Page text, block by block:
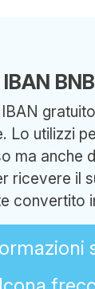
IBAN
Lo utilizzi
ma anche
ricevere il
convertito